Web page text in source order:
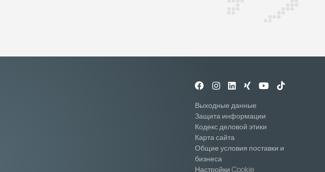
Выходные данные
Защита информации
Кодекс деловой этики
Карта сайта
Общие условия поставки и
бизнеса
Настройки Cookie